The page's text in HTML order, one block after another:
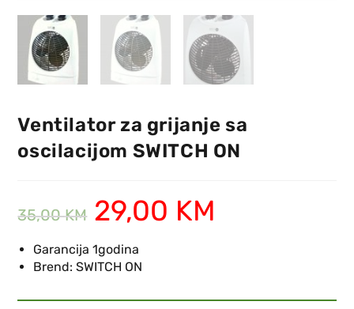
Ventilator za grijanje sa
oscilacijom SWITCH ON
35,00KM 29,00 KM
Garancija 1godina
Brend: SWITCH ON